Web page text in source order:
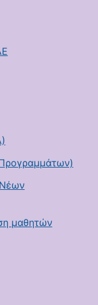
μαθητών